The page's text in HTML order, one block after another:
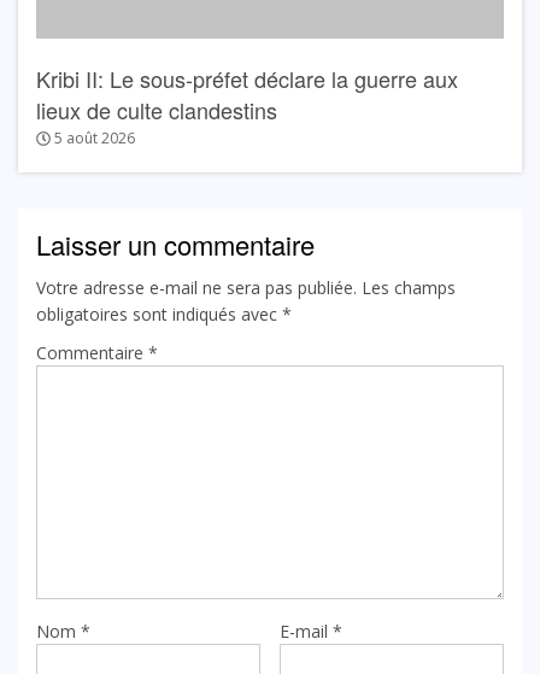
Kribi II: Le sous-préfet déclare la guerre aux
lieux de culte clandestins
5 août 2026
Laisser un commentaire
Votre adresse e-mail ne sera pas publiée. Les champs
obligatoires sont indiqués avec *
Commentaire *
Nom * E-mail *